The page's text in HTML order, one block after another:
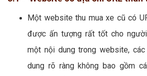
Một website thu mua xe cũ có
được ấn tượng rất tốt cho
một nội dung trong website,
dung rõ ràng không bao gồm